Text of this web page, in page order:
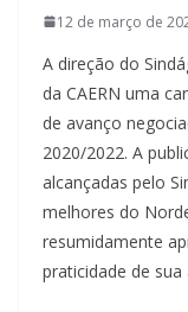
12 de março de
A direção do
da CAERN uma
de avanço
2020/2022. A
alcançadas pelo
melhores do
resumidamente
praticidade de